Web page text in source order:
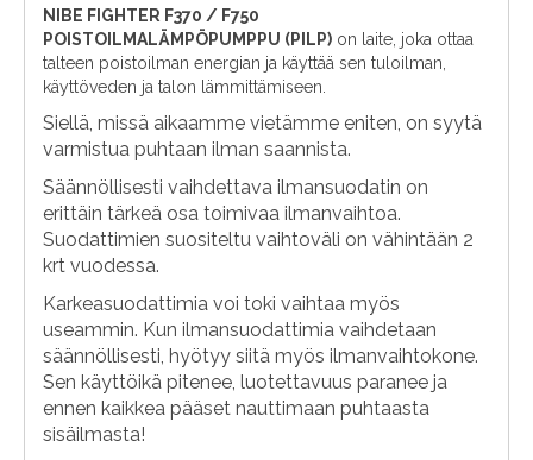
NIBE FIGHTER F370 / F750
POISTOILMALÄMPÖPUMPPU (PILP) on laite, joka ottaa
talteen poistoilman energian ja käyttää sen tuloilman,
käyttöveden ja talon lämmittämiseen.
Siellä, missä aikaamme vietämme eniten, on syytä
varmistua puhtaan ilman saannista.
Säännöllisesti vaihdettava ilmansuodatin on
erittäin tärkeä osa toimivaa ilmanvaihtoa.
Suodattimien suositeltu vaihtoväli on vähintään 2
krt vuodessa.
Karkeasuodattimia voi toki vaihtaa myös
useammin. Kun ilmansuodattimia vaihdetaan
säännöllisesti, hyötyy siitä myös ilmanvaihtokone.
Sen käyttöikä pitenee, luotettavuus paranee ja
ennen kaikkea pääset nauttimaan puhtaasta
sisäilmasta!